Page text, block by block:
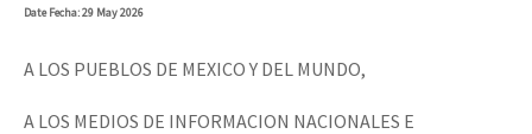
DateFecha: 29 May 2026
A LOS PUEBLOS DE MEXICO Y DEL MUNDO,
A LOS MEDIOS DE INFORMACION NACIONALES E